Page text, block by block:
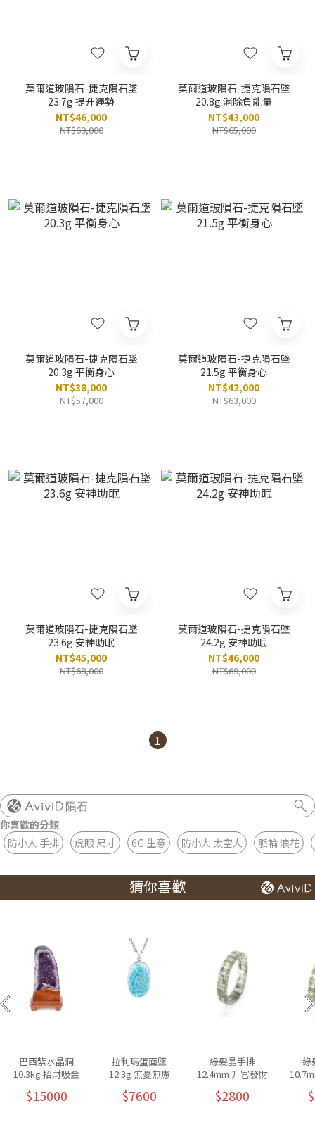
莫爾道玻隕石-捷克隕石墜
23.7g 提升運勢
NT$46,000
NT$69,000
莫爾道玻隕石-捷克隕石墜
20.8g 消除負能量
NT$43,000
NT$65,000
莫爾道玻隕石-捷克隕石墜
20.3g 平衡身心
NT$38,000
NT$57,000
莫爾道玻隕石-捷克隕石墜
21.5g 平衡身心
NT$42,000
NT$63,000
莫爾道玻隕石-捷克隕石墜
23.6g 安神助眠
NT$45,000
NT$68,000
莫爾道玻隕石-捷克隕石墜
24.2g 安神助眠
NT$46,000
NT$69,000
1
隕石
你喜歡的分類
防小人 手排
虎眼 尺寸 6G 生意 防小人 太空人 脈輪 浪花
猜你喜歡
巴西紫水晶洞
10.3kg 招財吸金
$15000
拉利瑪蛋面墜
12.3g 無憂無慮
$7600
綠髮晶手排
12.4mm 升官發財
$2800
綠